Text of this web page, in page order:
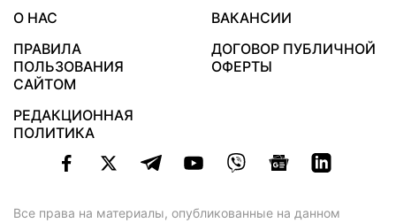
О НАС
ВАКАНСИИ
ПРАВИЛА
ПОЛЬЗОВАНИЯ
САЙТОМ
ДОГОВОР ПУБЛИЧНОЙ
ОФЕРТЫ
РЕДАКЦИОННАЯ
ПОЛИТИКА
Все права на материалы, опубликованные на данном